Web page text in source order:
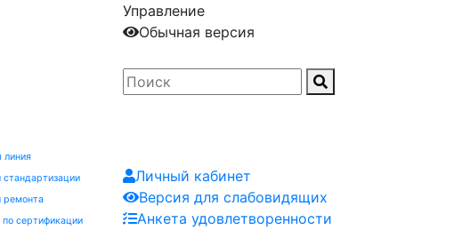
Управление
Обычная версия
линия
ремонта
сертификации
Личный кабинет
Версия для слабовидящих
Анкета удовлетворенности